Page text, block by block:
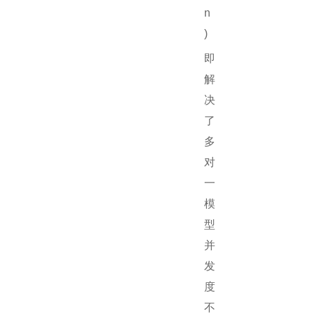
n
)
即
解
决
了
多
对
一
模
型
并
发
度
不